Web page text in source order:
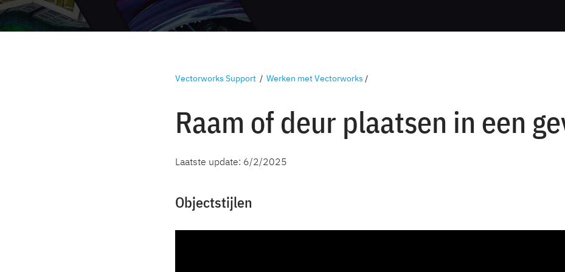
Vectorworks Support / Werken met Vectorworks /
Raam of deur plaatsen in een
Laatste update: 6/2/2025
Objectstijlen